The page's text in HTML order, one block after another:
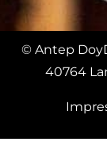
© Antep
40764